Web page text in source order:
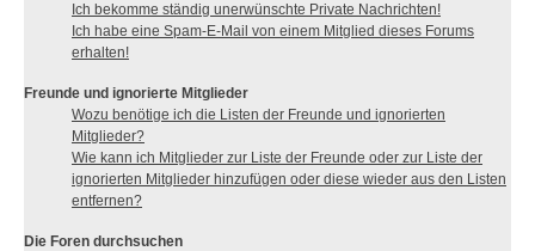
Ich bekomme ständig unerwünschte Private Nachrichten!
Ich habe eine Spam-E-Mail von einem Mitglied dieses Forums
erhalten!
Freunde und ignorierte Mitglieder
Wozu benötige ich die Listen der Freunde und ignorierten
Mitglieder?
Wie kann ich Mitglieder zur Liste der Freunde oder zur Liste der
ignorierten Mitglieder hinzufügen oder diese wieder aus den Listen
entfernen?
Die Foren durchsuchen